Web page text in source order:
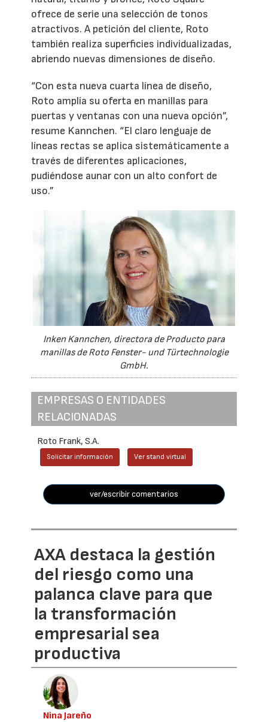
ofrece de serie una selección de tonos
atractivos. A petición del cliente, Roto
también realiza superficies individualizadas,
abriendo nuevas dimensiones de diseño.
“Con esta nueva cuarta línea de diseño,
Roto amplía su oferta en manillas para
puertas y ventanas con una nueva opción”,
resume Kannchen. “El claro lenguaje de
líneas rectas se aplica sistemáticamente a
través de diferentes aplicaciones,
pudiéndose aunar con un alto confort de
uso.”
Inken Kannchen, directora de Producto para
manillas de Roto Fenster- und Türtechnologie
GmbH.
EMPRESAS O ENTIDADES
RELACIONADAS
Roto Frank, S.A.
Solicitar información Ver stand virtual
ver/escribir comentarios
AXA destaca la gestión
del riesgo como una
palanca clave para que
la transformación
empresarial sea
productiva
Nina Jareño